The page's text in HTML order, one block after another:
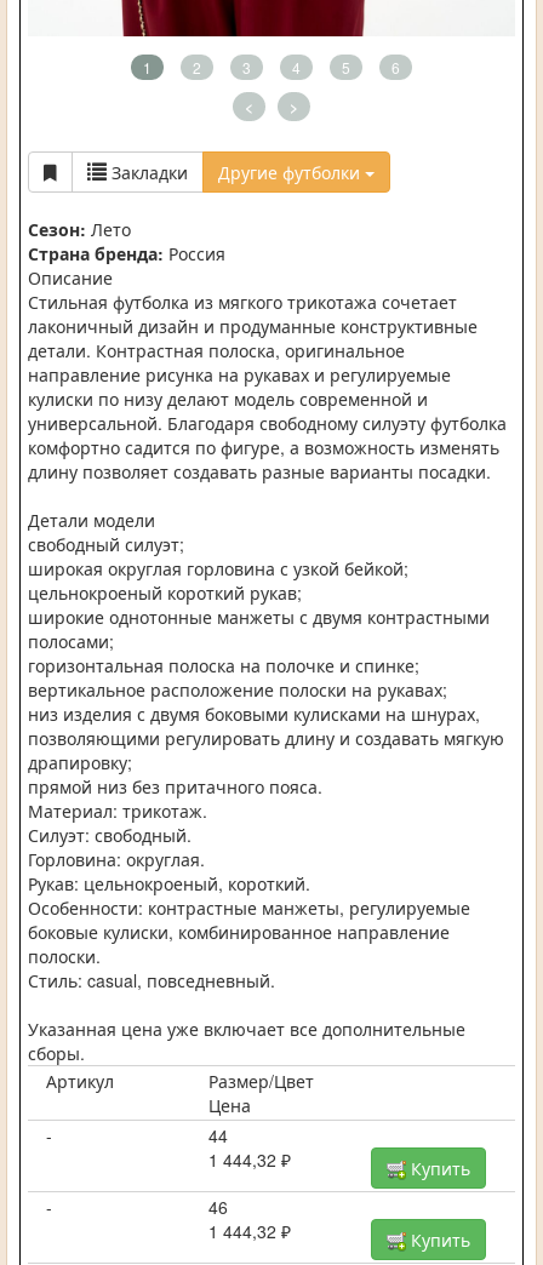
1 2 3 4 5 6
< >
Закладки Другие футболки
Сезон: Лето
Страна бренда: Россия
Описание
Стильная футболка из мягкого трикотажа сочетает
лаконичный дизайн и продуманные конструктивные
детали. Контрастная полоска, оригинальное
направление рисунка на рукавах и регулируемые
кулиски по низу делают модель современной и
универсальной. Благодаря свободному силуэту футболка
комфортно садится по фигуре, а возможность изменять
длину позволяет создавать разные варианты посадки.
Детали модели
свободный силуэт;
широкая округлая горловина с узкой бейкой;
цельнокроеный короткий рукав;
широкие однотонные манжеты с двумя контрастными
полосами;
горизонтальная полоска на полочке и спинке;
вертикальное расположение полоски на рукавах;
низ изделия с двумя боковыми кулисками на шнурах,
позволяющими регулировать длину и создавать мягкую
драпировку;
прямой низ без притачного пояса.
Материал: трикотаж.
Силуэт: свободный.
Горловина: округлая.
Рукав: цельнокроеный, короткий.
Особенности: контрастные манжеты, регулируемые
боковые кулиски, комбинированное направление
полоски.
Стиль: casual, повседневный.
Указанная цена уже включает все дополнительные
сборы.
Артикул
Размер/Цвет
Цена
-
44
1 444,32 ₽
Купить
-
46
1 444,32 ₽
Купить